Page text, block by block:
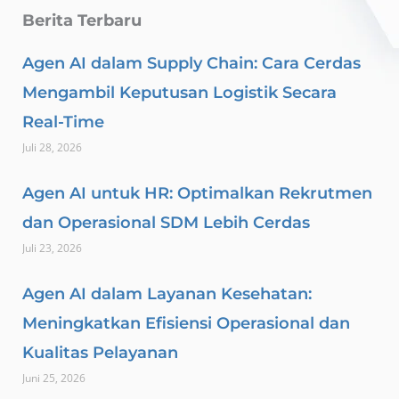
Berita Terbaru
Agen AI dalam Supply Chain: Cara Cerdas
Mengambil Keputusan Logistik Secara
Real-Time
Juli 28, 2026
Agen AI untuk HR: Optimalkan Rekrutmen
dan Operasional SDM Lebih Cerdas
Juli 23, 2026
Agen AI dalam Layanan Kesehatan:
Meningkatkan Efisiensi Operasional dan
Kualitas Pelayanan
Juni 25, 2026